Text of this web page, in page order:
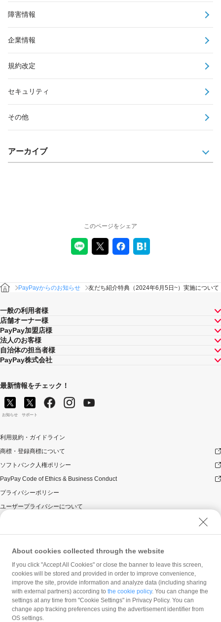
障害情報
企業情報
規約改定
セキュリティ
その他
アーカイブ
このページをシェア
PayPayからのお知らせ 友だち紹介特典（2024年6月5日~）実施について
一般の利用者様
店舗オーナー様
PayPay加盟店様
法人のお客様
自治体の担当者様
PayPay株式会社
最新情報をチェック！
お知らせ サポート
利用規約・ガイドライン
商標・登録商標について
ソフトバンク人権ポリシー
PayPay Code of Ethics & Business Conduct
プライバシーポリシー
ユーザープライバシーについて
ウェブサイト利用規約
反社会的勢力に対する方針
勧誘方針
マネロン等基本方針
カスタマーハラスメントに関する当社の考え方
About cookies collected through the website
If you click "Accept All Cookies" or close the banner to leave this screen,
cookies will be stored and provided in order to improve convenience,
improve the site, provide information and analyze data (including sharing
with external partners) according to the cookie policy. You can change the
settings at any time from "Cookie Settings" in Privacy Policy. You can
change app tracking preferences using the advertisement identifier from
OS settings.